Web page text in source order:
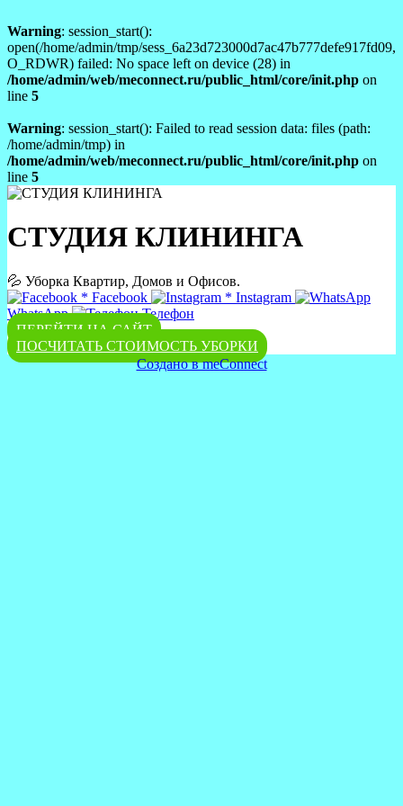
Warning: session_start():
open(/home/admin/tmp/sess_6a23d723000d7ac47b777defe917fd09,
O_RDWR) failed: No space left on device (28) in
/home/admin/web/meconnect.ru/public_html/core/init.php on
line 5
Warning: session_start(): Failed to read session data: files (path:
/home/admin/tmp) in
/home/admin/web/meconnect.ru/public_html/core/init.php on
line 5
СТУДИЯ КЛИНИНГА
💦 Уборка Квартир, Домов и Офисов.
* Facebook * Instagram
WhatsApp
Телефон
ПЕРЕЙТИ НА САЙТ
ПОСЧИТАТЬ СТОИМОСТЬ УБОРКИ
Создано в meConnect